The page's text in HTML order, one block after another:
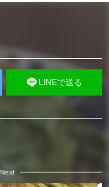
LINEで送る
Next